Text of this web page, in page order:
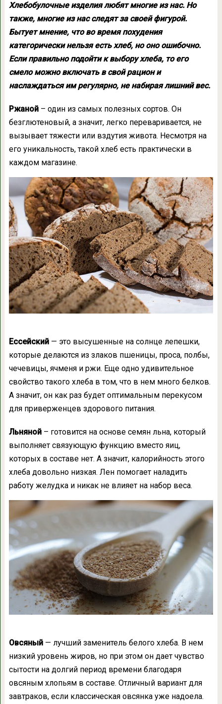
Хлебобулочные изделия любят многие из нас. Но
также, многие из нас следят за своей фигурой.
Бытует мнение, что во время похудения
категорически нельзя есть хлеб, но оно ошибочно.
Если правильно подойти к выбору хлеба, то его
смело можно включать в свой рацион и
наслаждаться им регулярно, не набирая лишний вес.
Ржаной– один из самых полезных сортов. Он
безглютеновый, а значит, легко переваривается, не
вызывает тяжести или вздутия живота. Несмотря на
его уникальность, такой хлеб есть практически в
каждом магазине.
Ессейский— это высушенные на солнце лепешки,
которые делаются из злаков пшеницы, проса, полбы,
чечевицы, ячменя и ржи. Еще одно удивительное
свойство такого хлеба в том, что в нем много белков.
А значит, он как раз будет оптимальным перекусом
для приверженцев здорового питания.
Льняной– готовится на основе семян льна, который
выполняет связующую функцию вместо яиц,
которых в составе нет. А значит, калорийность этого
хлеба довольно низкая. Лен помогает наладить
работу желудка и никак не влияет на набор веса.
Овсяный— лучший заменитель белого хлеба. В нем
низкий уровень жиров, но при этом он дает чувство
сытости на долгий период времени благодаря
овсяным хлопьям в составе. Отличный вариант для
завтраков, если классическая овсянка уже надоела.